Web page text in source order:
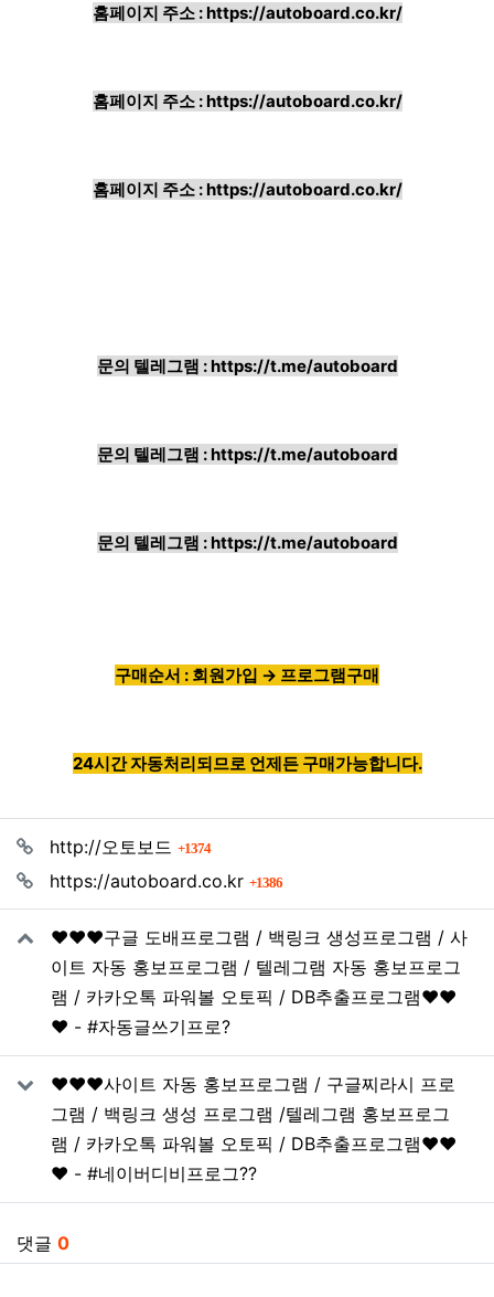
홈페이지 주소 :https://autoboard.co.kr/
홈페이지 주소 :https://autoboard.co.kr/
홈페이지 주소 :https://autoboard.co.kr/
문의 텔레그램 :https://t.me/autoboard
문의 텔레그램 :https://t.me/autoboard
문의 텔레그램 :https://t.me/autoboard
구매순서 : 회원가입 → 프로그램구매
24시간 자동처리되므로 언제든 구매가능합니다.
http://오토보드 1374회 연결
https://autoboard.co.kr
1386회 연결
❤️❤️❤️구글 도배프로그램 / 백링크 생성프로그램 / 사
이트 자동 홍보프로그램 / 텔레그램 자동 홍보프로그
램 / 카카오톡 파워볼 오토픽 / DB추출프로그램❤️❤️
❤️ - #자동글쓰기프로?
❤️❤️❤️사이트 자동 홍보프로그램 / 구글찌라시 프로
그램 / 백링크 생성 프로그램 /텔레그램 홍보프로그
램 / 카카오톡 파워볼 오토픽 / DB추출프로그램❤️❤️
❤️ - #네이버디비프로그??
댓글 0